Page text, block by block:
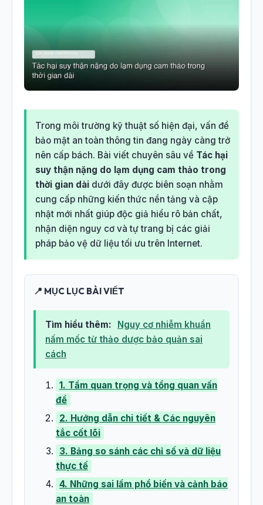
Trong môi trường kỹ thuật số hiện đại, vấn đề
bảo mật an toàn thông tin đang ngày càng trở
nên cấp bách. Bài viết chuyên sâu về Tác hại
suy thận nặng do lạm dụng cam thảo trong
thời gian dài dưới đây được biên soạn nhằm
cung cấp những kiến thức nền tảng và cập
nhật mới nhất giúp độc giả hiểu rõ bản chất,
nhận diện nguy cơ và tự trang bị các giải
pháp bảo vệ dữ liệu tối ưu trên Internet.
📍 MỤC LỤC BÀI VIẾT
Tìm hiểu thêm:
Nguy cơ nhiễm khuẩn
nấm mốc từ thảo dược bảo quản sai
cách
1. Tầm quan trọng và tổng quan vấn
đề
2. Hướng dẫn chi tiết & Các nguyên
tắc cốt lõi
3. Bảng so sánh các chỉ số và dữ liệu
thực tế
4. Những sai lầm phổ biến và cảnh báo
an toàn